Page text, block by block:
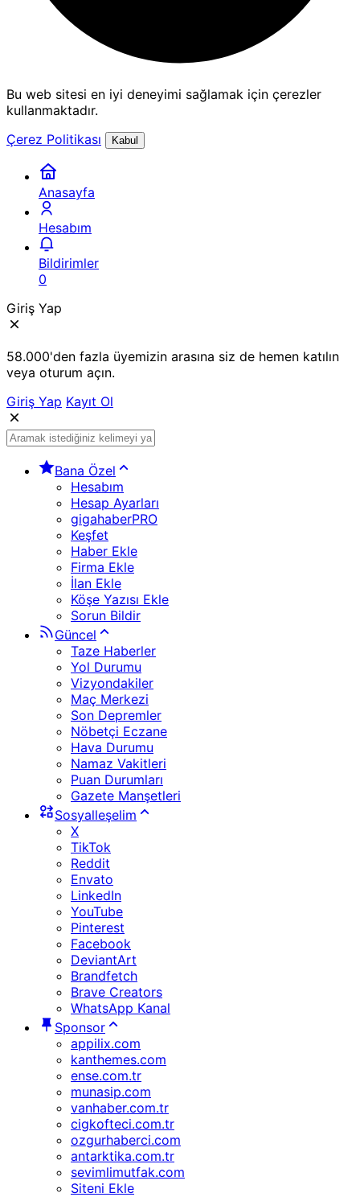
Bu web sitesi en iyi deneyimi sağlamak için çerezler
kullanmaktadır.
Çerez Politikası
Kabul
Anasayfa
Hesabım
Bildirimler
0
Giriş Yap
58.000'den fazla üyemizin arasına siz de hemen katılın
veya oturum açın.
Giriş Yap Kayıt Ol
Bana Özel
Hesabım
Hesap Ayarları
gigahaberPRO
Keşfet
Haber Ekle
Firma Ekle
İlan Ekle
Köşe Yazısı Ekle
Sorun Bildir
Güncel
Taze Haberler
Yol Durumu
Vizyondakiler
Maç Merkezi
Son Depremler
Nöbetçi Eczane
Hava Durumu
Namaz Vakitleri
Puan Durumları
Gazete Manşetleri
Sosyalleşelim
X
TikTok
Reddit
Envato
LinkedIn
YouTube
Pinterest
Facebook
DeviantArt
Brandfetch
Brave Creators
WhatsApp Kanal
Sponsor
appilix.com
kanthemes.com
ense.com.tr
munasip.com
vanhaber.com.tr
cigkofteci.com.tr
ozgurhaberci.com
antarktika.com.tr
sevimlimutfak.com
Siteni Ekle